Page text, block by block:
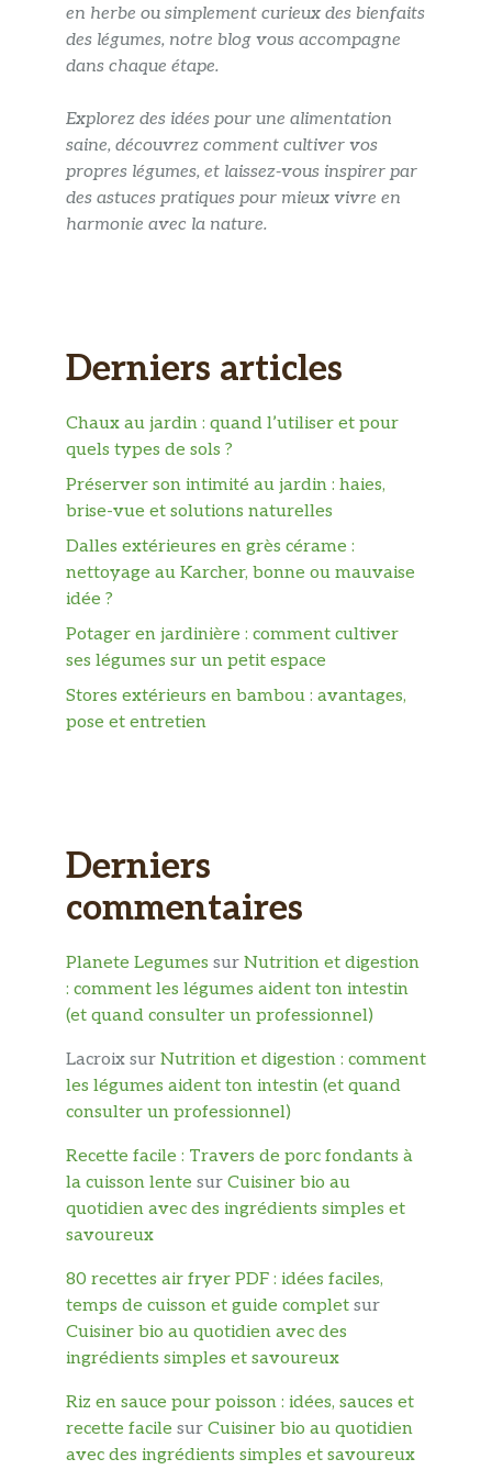
en herbe ou simplement curieux des bienfaits
des légumes, notre blog vous accompagne
dans chaque étape.
Explorez des idées pour une alimentation
saine, découvrez comment cultiver vos
propres légumes, et laissez-vous inspirer par
des astuces pratiques pour mieux vivre en
harmonie avec la nature.
Derniers articles
Chaux au jardin : quand l’utiliser et pour
quels types de sols ?
Préserver son intimité au jardin : haies,
brise-vue et solutions naturelles
Dalles extérieures en grès cérame :
nettoyage au Karcher, bonne ou mauvaise
idée ?
Potager en jardinière : comment cultiver
ses légumes sur un petit espace
Stores extérieurs en bambou : avantages,
pose et entretien
Derniers
commentaires
Planete Legumes sur Nutrition et digestion
: comment les légumes aident ton intestin
(et quand consulter un professionnel)
Lacroix sur Nutrition et digestion : comment
les légumes aident ton intestin (et quand
consulter un professionnel)
Recette facile : Travers de porc fondants à
la cuisson lente sur Cuisiner bio au
quotidien avec des ingrédients simples et
savoureux
80 recettes air fryer PDF : idées faciles,
temps de cuisson et guide complet sur
Cuisiner bio au quotidien avec des
ingrédients simples et savoureux
Riz en sauce pour poisson : idées, sauces et
recette facile sur Cuisiner bio au quotidien
avec des ingrédients simples et savoureux